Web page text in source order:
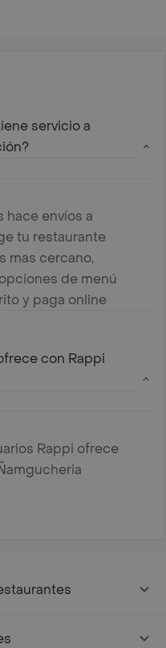
servicio a
hace envíos a
tu restaurante
mas cercano,
de menú
y paga online
con Rappi
Rappi ofrece